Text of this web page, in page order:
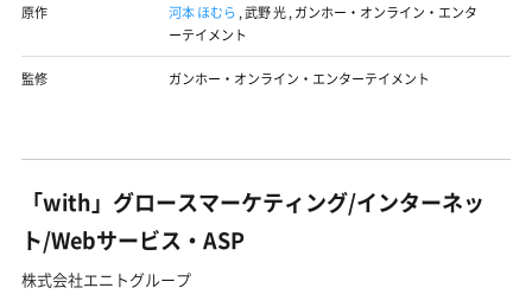
原作 河本 ほむら ,武野 光,ガンホー・オンライン・エンタ
ーテイメント
監修 ガンホー・オンライン・エンターテイメント
「with」グロースマーケティング/インターネッ
ト/Webサービス・ASP
株式会社エニトグループ